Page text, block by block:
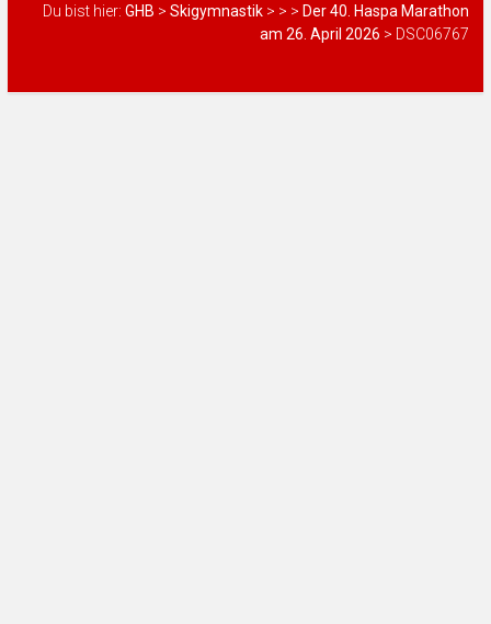
Du bist hier: GHB >Skigymnastik > > > Der 40. Haspa Marathon
am 26. April 2026 > DSC06767